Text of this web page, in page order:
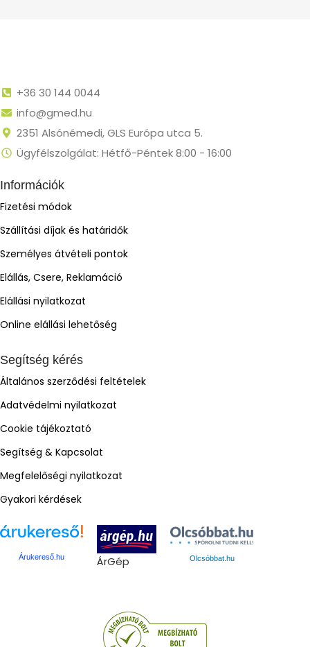
+36 30 144 0044
info@gmed.hu
2351 Alsónémedi, GLS Európa utca 5.
Ügyfélszolgálat: Hétfő-Péntek 8:00 - 16:00
Információk
Fizetési módok
Szállítási díjak és határidők
Személyes átvételi pontok
Elállás, Csere, Reklamáció
Elállási nyilatkozat
Online elállási lehetőség
Segítség kérés
Általános szerződési feltételek
Adatvédelmi nyilatkozat
Cookie tájékoztató
Segítség & Kapcsolat
Megfelelőségi nyilatkozat
Gyakori kérdések
Árukereső.hu ÁrGép Olcsóbbat.hu